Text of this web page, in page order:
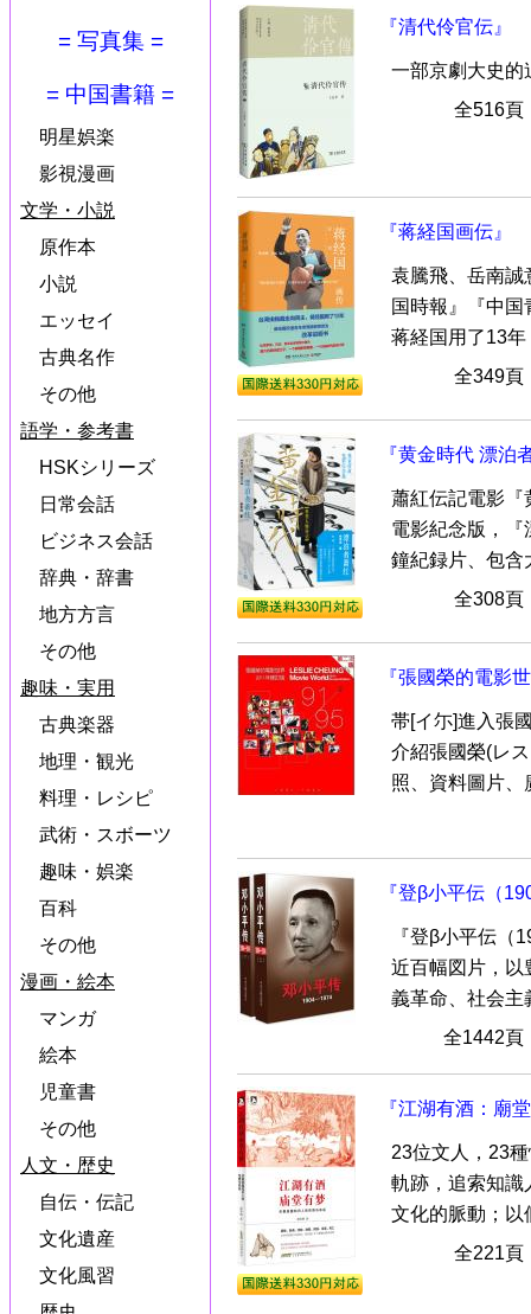
= 写真集 =
= 中国書籍 =
明星娯楽
影視漫画
文学・小説
原作本
小説
エッセイ
古典名作
その他
語学・参考書
HSKシリーズ
日常会話
ビジネス会話
辞典・辞書
地方方言
その他
趣味・実用
古典楽器
地理・観光
料理・レシピ
武術・スボーツ
趣味・娯楽
百科
その他
漫画・絵本
マンガ
絵本
児童書
その他
人文・歴史
自伝・伝記
文化遺産
文化風習
『清代伶官伝』
一部京劇大史的
全516
『蒋経国画伝』
袁騰飛、岳南誠
国時報』『中
蒋経国用了13年
全349
『黄金時代 漂泊
蕭紅伝記電影『
電影紀念版，『
鐘紀録片、包含
全308
『張國榮的電影
帯[イ尓]進入張
介紹張國榮(レ
照、資料圖片、
『登β小平伝（
『登β小平伝（
近百幅図片，以
義革命、社会主
全1442
『江湖有酒：廟
23位文人，23
軌跡，追索知識
文化的脈動；以
全221